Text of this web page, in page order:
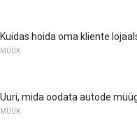
Kuidas hoida oma kliente
MÜÜK
Uuri, mida oodata autode
MÜÜK